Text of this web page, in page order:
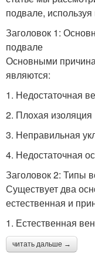
подвале,
Заголовок 1:
подвале
Основными
являются:
1. Недостаточная
2. Плохая изоляция
3. Неправильная
4. Недостаточная
Заголовок 2: Типы
Существует два
естественная и
1. Естественная
читать дальше →